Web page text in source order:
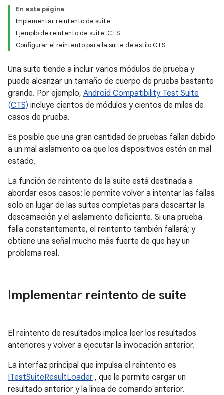
En esta página
Implementar reintento de suite
Ejemplo de reintento de suite: CTS
Configurar el reintento para la suite de estilo CTS
Una suite tiende a incluir varios módulos de prueba y
puede alcanzar un tamaño de cuerpo de prueba bastante
grande. Por ejemplo, Android Compatibility Test Suite
(CTS) incluye cientos de módulos y cientos de miles de
casos de prueba.
Es posible que una gran cantidad de pruebas fallen debido
a un mal aislamiento oa que los dispositivos estén en mal
estado.
La función de reintento de la suite está destinada a
abordar esos casos: le permite volver a intentar las fallas
solo en lugar de las suites completas para descartar la
descamación y el aislamiento deficiente. Si una prueba
falla constantemente, el reintento también fallará; y
obtiene una señal mucho más fuerte de que hay un
problema real.
Implementar reintento de suite
El reintento de resultados implica leer los resultados
anteriores y volver a ejecutar la invocación anterior.
La interfaz principal que impulsa el reintento es
ITestSuiteResultLoader , que le permite cargar un
resultado anterior y la línea de comando anterior.